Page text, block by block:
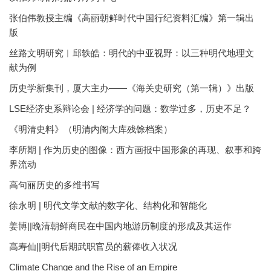
张伯伟教授主编《高丽朝鲜时代中国行纪资料汇编》第一辑出
版
丝路文明研究︱邱轶皓：明代的中亚视野：以三种明代地理文
献为例
历史学新集刊，厦大主办——《海关史研究（第一辑）》出版
LSE经济史系辩论会 | 经济学的问题：数学过多，历史不足？
《明清史料》（明清内阁大库残馀档案）
李所期 | 作为历史的图像：西方画报中国形象的再现、叙事和跨
界流动
高句丽历史的多维书写
徐永明 | 明代文学文献的数字化、结构化和智能化
姜博||晚清朝鲜商民在中国内地游历制度的形成及其运作
高寿仙||明代后期武职官员的薪俸收入状况
Climate Change and the Rise of an Empire